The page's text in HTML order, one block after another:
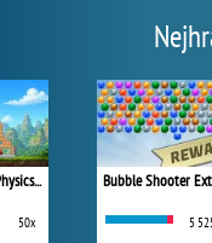
One Shot Tower: Physics Destroyer
50x
Bubble Shooter
5